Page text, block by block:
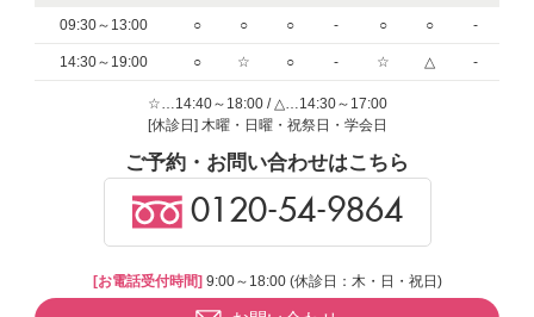
09:30～13:00 ○ ○ ○ - ○ ○ -
14:30～19:00 ○ ☆ ○ - ☆ △ -
☆…14:40～18:00 / △…14:30～17:00
[休診日] 木曜・日曜・祝祭日・学会日
ご予約・お問い合わせはこちら
0120-54-9864
[お電話受付時間] 9:00～18:00 (休診日：木・日・祝日)